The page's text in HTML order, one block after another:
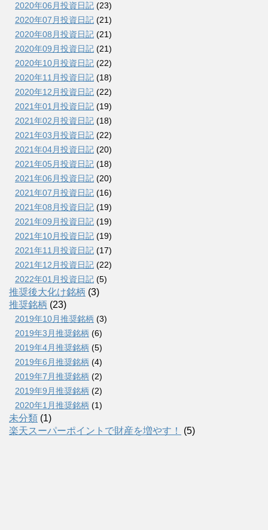
2020年06月投資日記 (23)
2020年07月投資日記 (21)
2020年08月投資日記 (21)
2020年09月投資日記 (21)
2020年10月投資日記 (22)
2020年11月投資日記 (18)
2020年12月投資日記 (22)
2021年01月投資日記 (19)
2021年02月投資日記 (18)
2021年03月投資日記 (22)
2021年04月投資日記 (20)
2021年05月投資日記 (18)
2021年06月投資日記 (20)
2021年07月投資日記 (16)
2021年08月投資日記 (19)
2021年09月投資日記 (19)
2021年10月投資日記 (19)
2021年11月投資日記 (17)
2021年12月投資日記 (22)
2022年01月投資日記 (5)
推奨後大化け銘柄 (3)
推奨銘柄 (23)
2019年10月推奨銘柄 (3)
2019年3月推奨銘柄 (6)
2019年4月推奨銘柄 (5)
2019年6月推奨銘柄 (4)
2019年7月推奨銘柄 (2)
2019年9月推奨銘柄 (2)
2020年1月推奨銘柄 (1)
未分類 (1)
楽天スーパーポイントで財産を増やす！
(5)